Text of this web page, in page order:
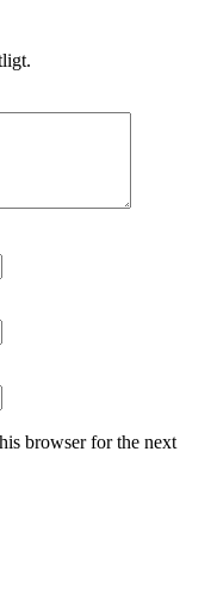
browser for the next